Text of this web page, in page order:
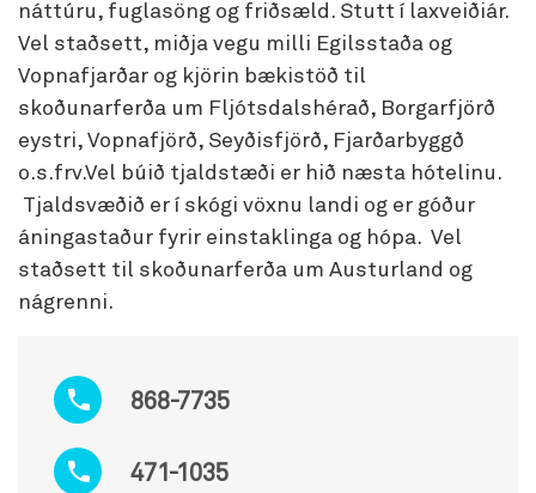
868-7735
471-1035
náttúru, fuglasöng og friðsæld. Stutt í laxveiðiár.
Vel staðsett, miðja vegu milli Egilsstaða og
Vopnafjarðar og kjörin bækistöð til
skoðunarferða um Fljótsdalshérað, Borgarfjörð
eystri, Vopnafjörð, Seyðisfjörð, Fjarðarbyggð
o.s.frv.Vel búið tjaldstæði er hið næsta hótelinu.
Tjaldsvæðið er í skógi vöxnu landi og er góður
áningastaður fyrir einstaklinga og hópa. Vel
staðsett til skoðunarferða um Austurland og
nágrenni.